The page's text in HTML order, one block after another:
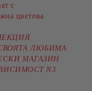
с
цветова
ЛЮБИМА
МАГАЗИН
N3